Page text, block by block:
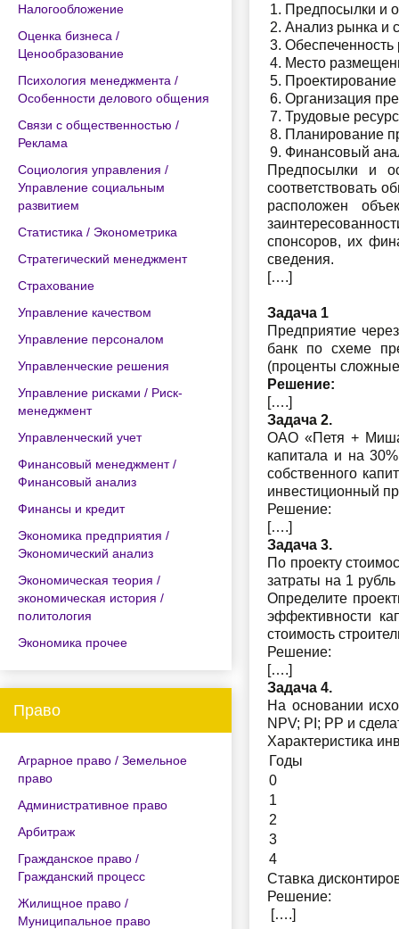
Налогообложение
Оценка бизнеса /
Ценообразование
Психология менеджмента /
Особенности делового общения
Связи с общественностью /
Реклама
Социология управления /
Управление социальным
развитием
Статистика / Эконометрика
Стратегический менеджмент
Страхование
Управление качеством
Управление персоналом
Управленческие решения
Управление рисками / Риск-
менеджмент
Управленческий учет
Финансовый менеджмент /
Финансовый анализ
Финансы и кредит
Экономика предприятия /
Экономический анализ
Экономическая теория /
экономическая история /
политология
Экономика прочее
Право
Аграрное право / Земельное
право
Административное право
Арбитраж
Гражданское право /
Гражданский процесс
Жилищное право /
Муниципальное право
Предпосылки и
Анализ рынка и
Обеспеченность
Место
Проектирование
Организация
Трудовые
Планирование
Финансовый
Предпосылки и
соответствовать
расположен
спонсоров, их
сведения.
[….]
Задача 1
Предприятие
банк по схеме
(проценты
Решение:
[….]
Задача 2.
ОАО «Петя +
капитала и на
собственного
инвестиционный
Решение:
[….]
Задача 3.
По проекту
затраты на 1
Определите
эффективности
стоимость
Решение:
[….]
Задача 4.
На основании
NPV; PI; PP и
Характеристика
Годы
0
1
2
3
4
Ставка
Решение:
[….]